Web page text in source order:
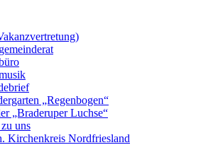
„Regenbogen“
„Braderuper Luchse“
uns
Kirchenkreis Nordfriesland